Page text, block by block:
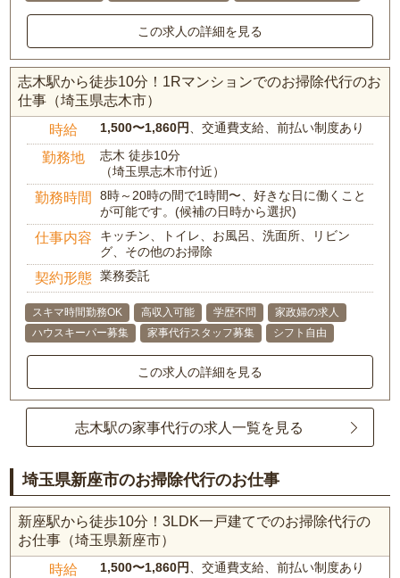
この求人の詳細を見る
志木駅から徒歩10分！1Rマンションでのお掃除代行のお
仕事（埼玉県志木市）
時給 1,500〜1,860円、交通費支給、前払い制度あり
勤務地
志木 徒歩10分
（埼玉県志木市付近）
勤務時間
8時～20時の間で1時間〜、好きな日に働くこと
が可能です。(候補の日時から選択)
仕事内容
キッチン、トイレ、お風呂、洗面所、リビン
グ、その他のお掃除
契約形態 業務委託
スキマ時間勤務OK 高収入可能 学歴不問
家政婦の求人
ハウスキーパー募集
家事代行スタッフ募集 シフト自由
この求人の詳細を見る
志木駅の家事代行の求人一覧を見る
埼玉県新座市のお掃除代行のお仕事
新座駅から徒歩10分！3LDK一戸建てでのお掃除代行の
お仕事（埼玉県新座市）
時給 1,500〜1,860円 、交通費支給、前払い制度あり